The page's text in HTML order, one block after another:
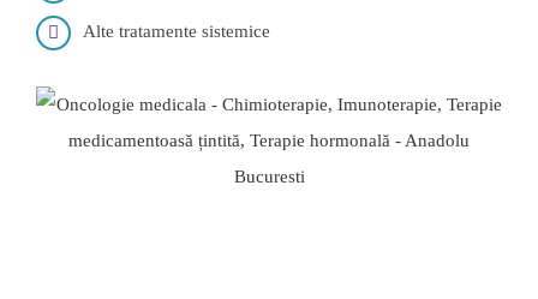
Alte tratamente sistemice